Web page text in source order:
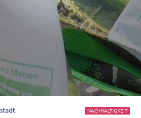
NACHHALTIGKEIT